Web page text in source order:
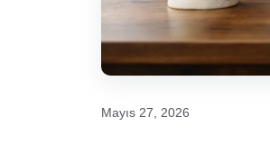
Mayıs 27, 2026